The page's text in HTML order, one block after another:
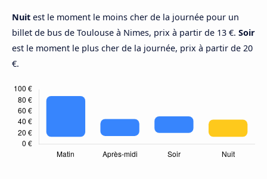
Nuit est le moment le moins cher de la journée pour un
billet de bus de Toulouse à Nimes, prix à partir de 13 €. Soir
est le moment le plus cher de la journée, prix à partir de 20
€.